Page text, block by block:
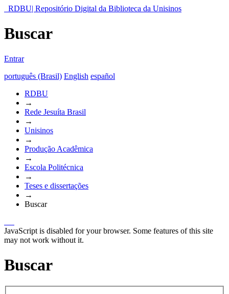
RDBU| Repositório Digital da Biblioteca da Unisinos
Buscar
Entrar
português (Brasil) English español
RDBU
→
Rede Jesuíta Brasil
→
Unisinos
→
Produção Acadêmica
→
Escola Politécnica
→
Teses e dissertações
→
Buscar
JavaScript is disabled for your browser. Some features of this site
may not work without it.
Buscar